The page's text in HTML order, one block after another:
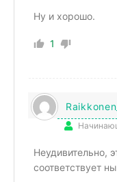
Ну и хорошо.
1
Неудивительно,
соответствует